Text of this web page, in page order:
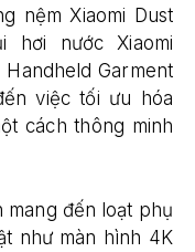
nệm Xiaomi Dust
hơi nước Xiaomi
Garment
việc tối ưu hóa
cách thông minh
mang đến loạt phụ
như màn hình 4K